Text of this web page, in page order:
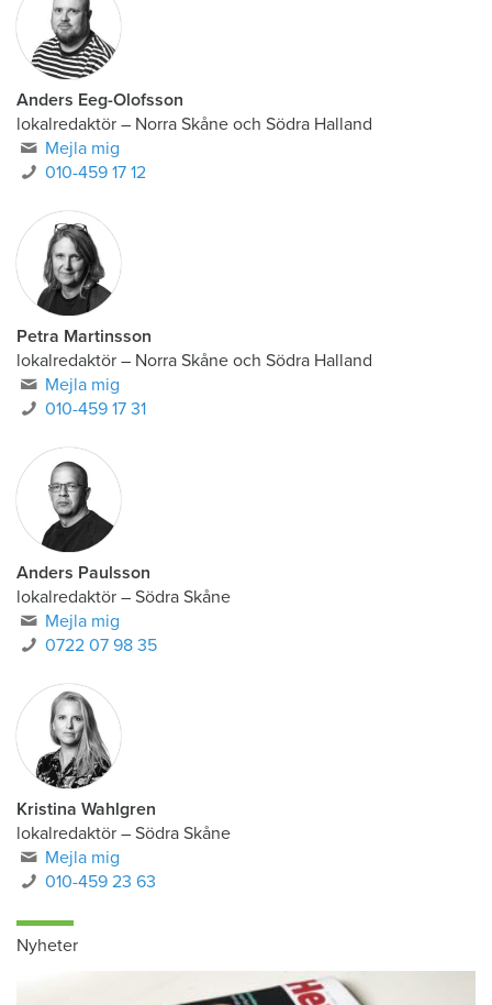
Anders Eeg-Olofsson
lokalredaktör – Norra Skåne och Södra Halland
Mejla mig
010-459 17 12
Petra Martinsson
lokalredaktör – Norra Skåne och Södra Halland
Mejla mig
010-459 17 31
Anders Paulsson
lokalredaktör – Södra Skåne
Mejla mig
0722 07 98 35
Kristina Wahlgren
lokalredaktör – Södra Skåne
Mejla mig
010-459 23 63
Nyheter